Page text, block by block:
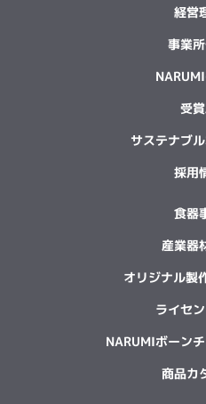
経営
事業
受
サステナブ
採用
食器
産業器
オリジナル製
ライセ
NARUMIボーン
商品カ